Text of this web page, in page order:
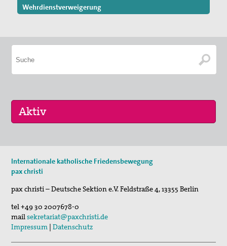
Wehrdienstverweigerung
Fahrradpilgertour 2026
St. Peter-Lindenberg: Lesungen unter den Lind…
03. Sep 2026
Mahnwache
Internationale katholische Friedensbewegung
pax christi
pax christi – Deutsche Sektion e.V.Feldstraße 4,13355 Berlin
tel+49 30 2007678-0
mailsekretariat@paxchristi.de
Impressum |Datenschutz